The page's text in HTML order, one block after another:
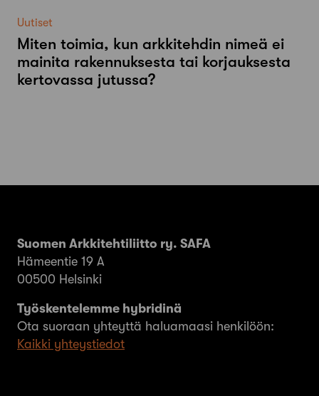
Uutiset
Miten toimia, kun arkkitehdin nimeä ei
mainita rakennuksesta tai korjauksesta
kertovassa jutussa?
Suomen Arkkitehtiliitto ry. SAFA
Hämeentie 19 A
00500 Helsinki
Työskentelemme hybridinä
Ota suoraan yhteyttä haluamaasi henkilöön:
Kaikki yhteystiedot